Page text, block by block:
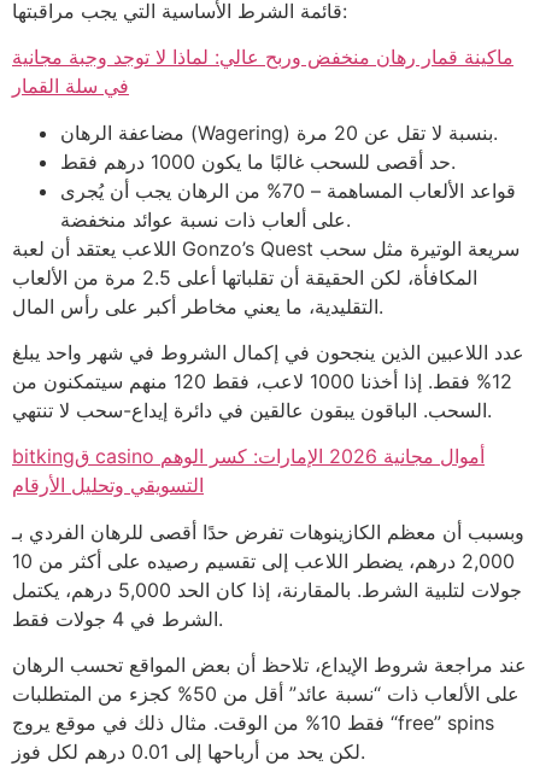
قائمة الشرط الأساسية التي يجب مراقبتها:
ماكينة قمار رهان منخفض وربح عالي: لماذا لا توجد وجبة مجانية
في سلة القمار
مضاعفة الرهان (Wagering) بنسبة لا تقل عن 20 مرة.
حد أقصى للسحب غالبًا ما يكون 1000 درهم فقط.
قواعد الألعاب المساهمة – 70% من الرهان يجب أن يُجرى
على ألعاب ذات نسبة عوائد منخفضة.
اللاعب يعتقد أن لعبة Gonzo’s Quest سريعة الوتيرة مثل سحب
المكافأة، لكن الحقيقة أن تقلباتها أعلى 2.5 مرة من الألعاب
التقليدية، ما يعني مخاطر أكبر على رأس المال.
عدد اللاعبين الذين ينجحون في إكمال الشروط في شهر واحد يبلغ
12% فقط. إذا أخذنا 1000 لاعب، فقط 120 منهم سيتمكنون من
السحب. الباقون يبقون عالقين في دائرة إيداع-سحب لا تنتهي.
bitkingق casino أموال مجانية 2026 الإمارات: كسر الوهم
التسويقي وتحليل الأرقام
وبسبب أن معظم الكازينوهات تفرض حدًا أقصى للرهان الفردي بـ
2,000 درهم، يضطر اللاعب إلى تقسيم رصيده على أكثر من 10
جولات لتلبية الشرط. بالمقارنة، إذا كان الحد 5,000 درهم، يكتمل
الشرط في 4 جولات فقط.
عند مراجعة شروط الإيداع، تلاحظ أن بعض المواقع تحسب الرهان
على الألعاب ذات “نسبة عائد” أقل من 50% كجزء من المتطلبات
فقط 10% من الوقت. مثال ذلك في موقع يروج “free” spins
لكن يحد من أرباحها إلى 0.01 درهم لكل فوز.